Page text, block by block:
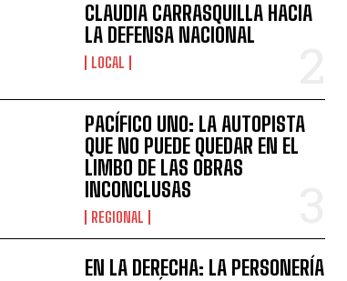
CLAUDIA CARRASQUILLA HACIA
LA DEFENSA NACIONAL
LOCAL
PACÍFICO UNO: LA AUTOPISTA
QUE NO PUEDE QUEDAR EN EL
LIMBO DE LAS OBRAS
INCONCLUSAS
REGIONAL
EN LA DERECHA: LA PERSONERÍA